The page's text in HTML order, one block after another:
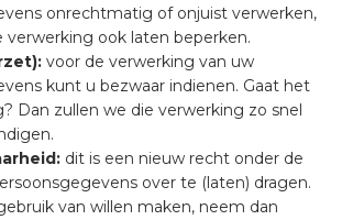
onrechtmatig of onjuist verwerken,
verwerking ook laten beperken.
voor de verwerking van uw
kunt u bezwaar indienen. Gaat het
Dan zullen we die verwerking zo snel
dit is een nieuw recht onder de
over te (laten) dragen.
van willen maken, neem dan